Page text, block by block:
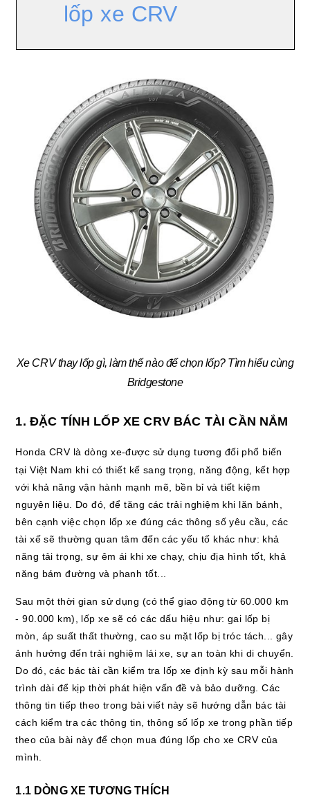
lốp xe CRV
Xe CRV thay lốp gì, làm thế nào để chọn lốp? Tìm hiểu cùng
Bridgestone
1. ĐẶC TÍNH LỐP XE CRV BÁC TÀI CẦN NẮM
Honda CRV là dòng xe-được sử dụng tương đối phổ biến
tại Việt Nam khi có thiết kế sang trọng, năng động, kết hợp
với khả năng vận hành mạnh mẽ, bền bỉ và tiết kiệm
nguyên liệu. Do đó, để tăng các trải nghiệm khi lăn bánh,
bên cạnh việc chọn lốp xe đúng các thông số yêu cầu, các
tài xế sẽ thường quan tâm đến các yếu tố khác như: khả
năng tải trọng, sự êm ái khi xe chạy, chịu địa hình tốt, khả
năng bám đường và phanh tốt...
Sau một thời gian sử dụng (có thể giao động từ 60.000 km
- 90.000 km), lốp xe sẽ có các dấu hiệu như: gai lốp bị
mòn, áp suất thất thường, cao su mặt lốp bị tróc tách... gây
ảnh hưởng đến trải nghiệm lái xe, sự an toàn khi di chuyển.
Do đó, các bác tài cần kiểm tra lốp xe định kỳ sau mỗi hành
trình dài để kịp thời phát hiện vấn đề và bảo dưỡng. Các
thông tin tiếp theo trong bài viết này sẽ hướng dẫn bác tài
cách kiểm tra các thông tin, thông số lốp xe trong phần tiếp
theo của bài này để chọn mua đúng lốp cho xe CRV của
mình.
1.1 DÒNG XE TƯƠNG THÍCH